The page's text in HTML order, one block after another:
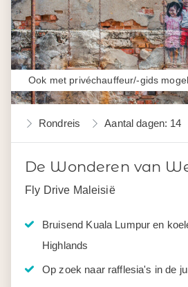
Rondreis Aantal dagen: 14
De Wonderen van
Fly Drive Maleisië
Bruisend Kuala Lumpur en
Highlands
Op zoek naar rafflesia's in de
Ook met privéchauffeur/-gids